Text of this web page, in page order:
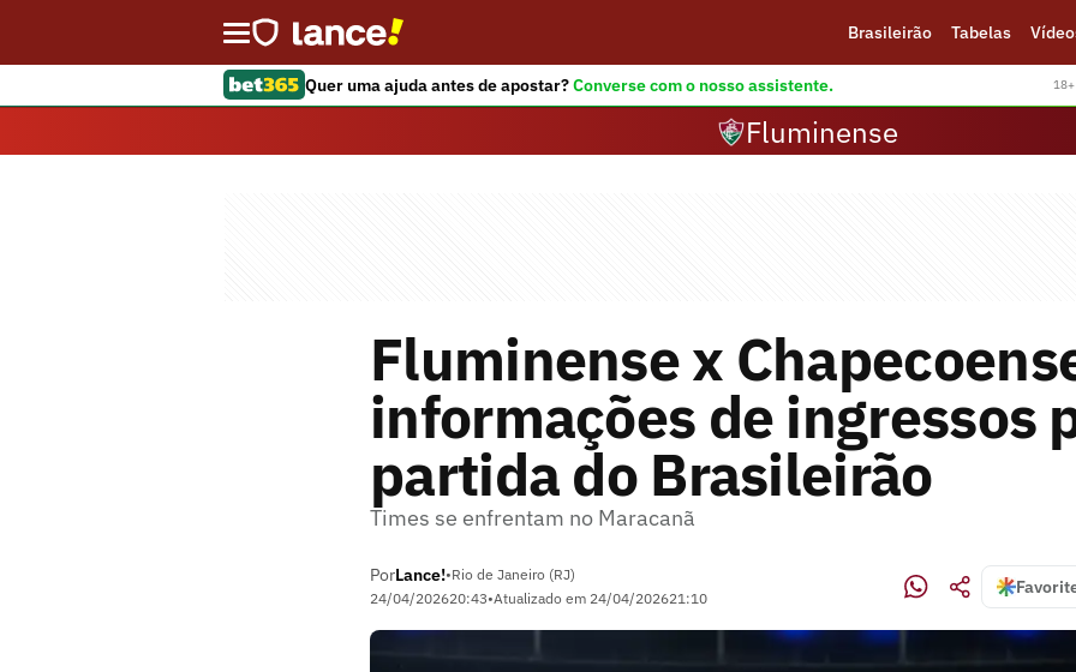
Brasileirão Tabelas
Quer uma ajuda antes de apostar?Converse com o nosso assistente.
Fluminense
Fluminense x
informações de ingressos
partida do Brasileirão
Times se enfrentam no Maracanã
PorLance!•Rio de Janeiro (RJ)
24/04/202620:43•Atualizado em 24/04/202621:10